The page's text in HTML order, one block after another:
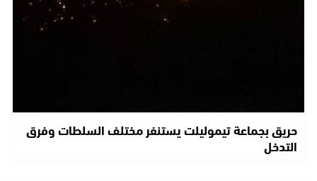
حريق بجماعة تيموليلت يستنفر مختلف السلطات وفرق
التدخل